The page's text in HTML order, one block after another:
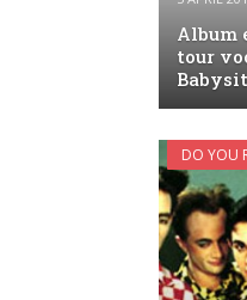
Album
tour
DO YOU